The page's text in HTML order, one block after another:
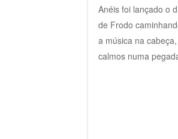
Anéis foi lançado o
de Frodo
a música na
calmos numa